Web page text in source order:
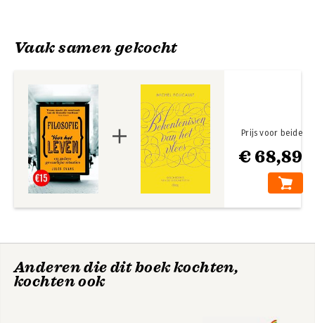
Vaak samen gekocht
€ 68,89
Prijs voor beide
Anderen die dit boek kochten,
kochten ook